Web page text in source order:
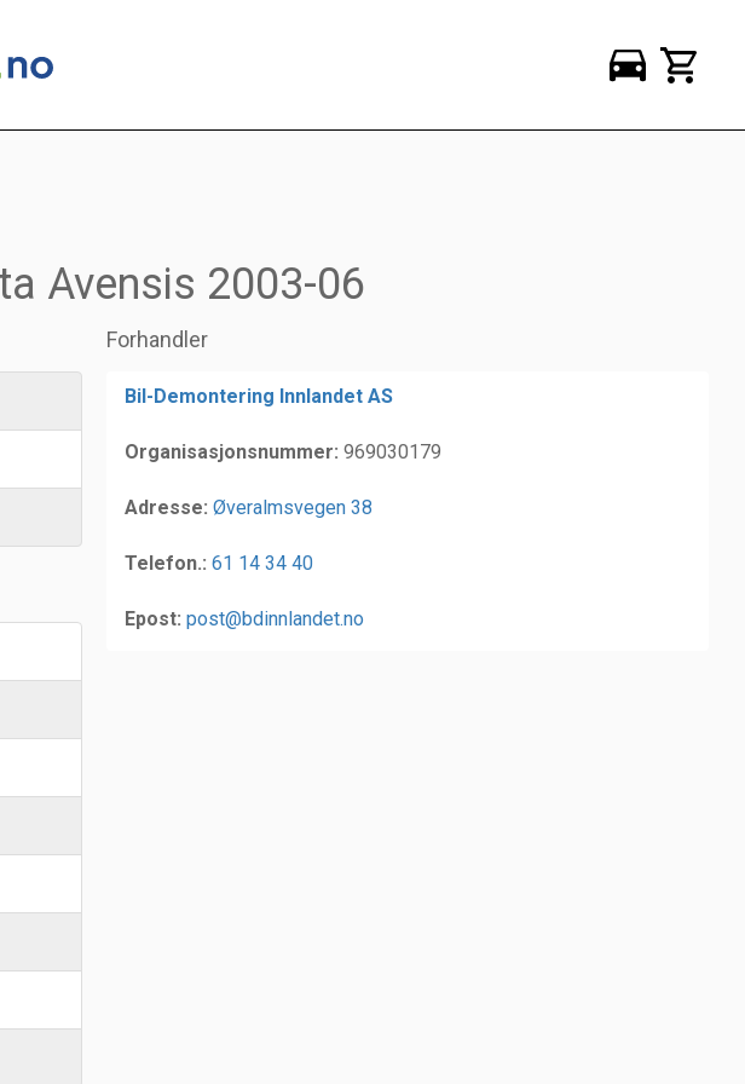
Avensis 2003-06
Forhandler
Bil-Demontering Innlandet AS
Organisasjonsnummer: 969030179
Adresse: Øveralmsvegen 38
Telefon.: 61 14 34 40
Epost: post@bdinnlandet.no